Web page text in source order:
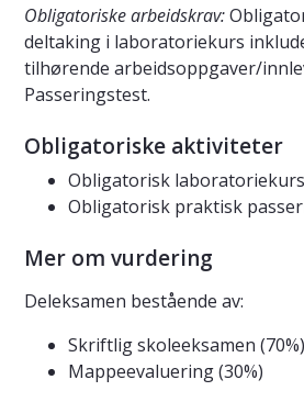
Obligatoriske arbeidskrav:
deltaking i laboratoriekurs
tilhørende arbeidsoppgaver/
Passeringstest.
Obligatoriske aktiviteter
Obligatorisk laboratoriekurs
Obligatorisk praktisk
Mer om vurdering
Deleksamen bestående av:
Skriftlig skoleeksamen (70%)
Mappeevaluering (30%)